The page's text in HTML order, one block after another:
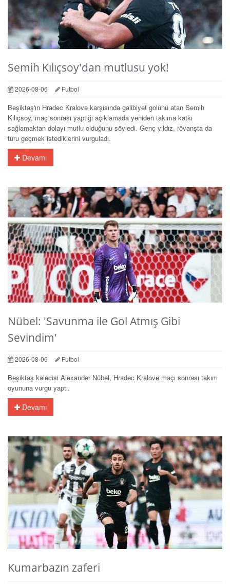
Semih Kılıçsoy'dan mutlusu yok!
2026-08-06 Futbol
Beşiktaş'ın Hradec Kralove karşısında galibiyet golünü atan Semih
Kılıçsoy, maç sonrası yaptığı açıklamada yeniden takıma katkı
sağlamaktan dolayı mutlu olduğunu söyledi. Genç yıldız, rövanşta da
turu geçmek istediklerini vurguladı.
Devamı
Nübel: 'Savunma ile Gol Atmış Gibi
Sevindim'
2026-08-06 Futbol
Beşiktaş kalecisi Alexander Nübel, Hradec Kralove maçı sonrası takım
oyununa vurgu yaptı.
Devamı
Kumarbazın zaferi